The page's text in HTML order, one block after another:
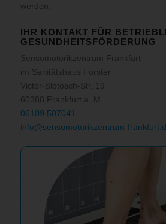
werden.
IHR KONTAKT FÜR
GESUNDHEITSFÖRDERUNG
Sensomotorikzentrum Frankfurt
im Sanitätshaus Förster
Victor-Slotosch-Str. 19
60388 Frankfurt a. M.
06109 507041
info@sensomotorikzentrum-